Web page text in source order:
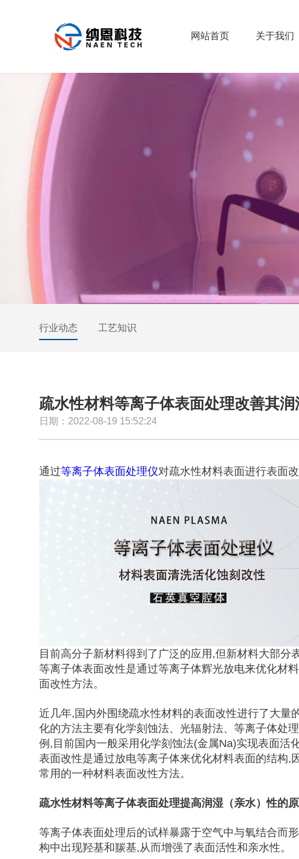
网站首页 关于我们
行业动态 工艺知识
疏水性材料等离子体表面处理改善其
日期：2022-08-19 15:52:24
通过等离子体表面处理仪对疏水性材料表面进行表面
目前高分子新材料得到了广泛的应用,但新材料大部分
等离子体表面改性是通过等离子体辉光放电来优化材
面改性方法。
近几年,国内外围绕疏水性材料的表面改性进行了大
化的方法主要有化学刻蚀法、光辐射法、等离子体处
例,目前国内一般采用化学刻蚀法(金属Na)实现表面活
表面改性是通过放电等离子体来优化材料表面的结构,
常用的一种材料表面改性方法。
疏水性材料等离子体表面处理提高润湿（亲水）性的
等离子体表面处理后的试样暴露于空气中与氧结合而
构中出现羟基和羰基,从而增强了表面活性和亲水性。